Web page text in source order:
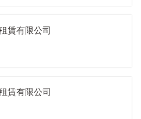
賃有限公司
賃有限公司